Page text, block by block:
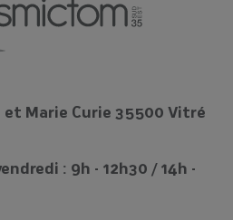
et Marie Curie 35500 Vitré
: 9h - 12h30 / 14h -